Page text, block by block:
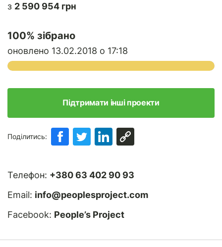
з 2 590 954 грн
100% зібрано
оновлено 13.02.2018 о 17:18
Підтримати інші проекти
Поділитись:
Телефон: +380 63 402 90 93
Email: info@peoplesproject.com
Facebook: People’s Project